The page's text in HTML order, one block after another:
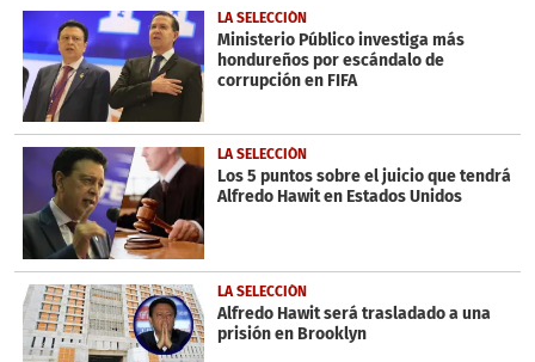
2
minutes,
1
second
LA SELECCIÓN
Ministerio Público investiga más
hondureños por escándalo de
corrupción en FIFA
LA SELECCIÓN
Los 5 puntos sobre el juicio que tendrá
Alfredo Hawit en Estados Unidos
LA SELECCIÓN
Alfredo Hawit será trasladado a una
prisión en Brooklyn